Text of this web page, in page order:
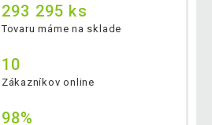
293 295 ks
Tovaru máme na sklade
10
Zákazníkov online
98%